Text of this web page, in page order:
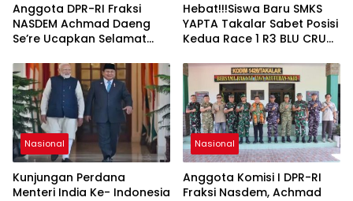
Anggota DPR-RI Fraksi
NASDEM Achmad Daeng
Se’re Ucapkan Selamat
Sekilas Indonesia, Apresiasi
Peran Pers dalam
Membangun Bangsa
Hebat!!!Siswa Baru SMKS
YAPTA Takalar Sabet Posisi
Kedua Race 1 R3 BLU CRU
Nasional
Kunjungan Perdana
Menteri India Ke- Indonesia
Nasional
Anggota Komisi I DPR-RI
Fraksi Nasdem, Achmad